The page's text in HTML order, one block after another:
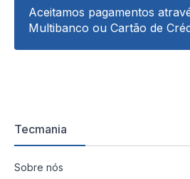
Aceitamos pagamentos
Multibanco ou Cartão de
Tecmania
Sobre nós